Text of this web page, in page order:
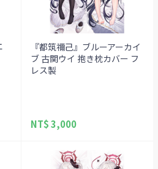
『都筑禰己』ブルーアーカイ
ブ 古関ウイ 抱き枕カバー フ
レス製
NT$ 3,000